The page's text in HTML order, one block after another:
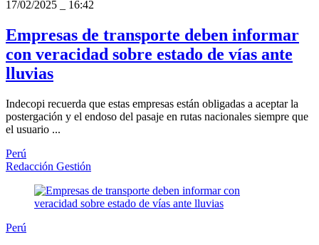
17/02/2025 16:42
Empresas de transporte deben informar
con veracidad sobre estado de vías ante
lluvias
Indecopi recuerda que estas empresas están obligadas a aceptar la
postergación y el endoso del pasaje en rutas nacionales siempre que
el usuario ...
Perú
Redacción Gestión
Perú